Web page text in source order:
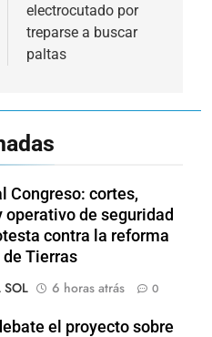
electrocutado por
treparse a buscar
paltas
Congreso: cortes,
operativo de seguridad
contra la reforma
de Tierras
SOL
6 horas atrás 0
el proyecto sobre